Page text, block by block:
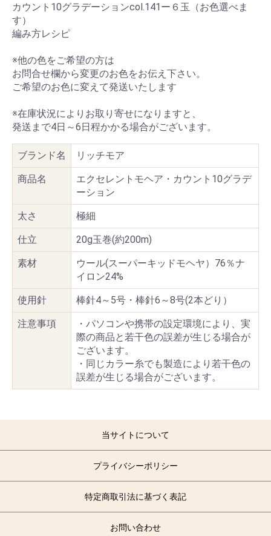
カウント10グラデーションcol.141ー６玉（お色選べま
す）
編み方レシピ
※他の色をご希望の方は
お問合せ欄から変更のお色をお伝え下さい。
ご希望のお色に変えて発送いたします
※在庫状況によりお取り寄せになりますと、
発送まで4日～6日程かかる場合がございます。
ブランド名 リッチモア
商品名
エクセレントモヘア・カウント10グラデ
ーション
太さ 極細
仕立 20g玉巻(約200m)
素材
ウール(スーパーキッドモヘヤ）76％ナ
イロン24%
使用針 棒針4～5号・棒針6～8号(2本どり）
注意事項
・パソコンや携帯の設定環境により、実
際の商品と若干色の誤差が生じる場合が
ございます。
・同じカラー糸でも製造により若干色の
誤差が生じる場合がございます。
当サイトについて
プライバシーポリシー
特定商取引法に基づく表記
お問い合わせ